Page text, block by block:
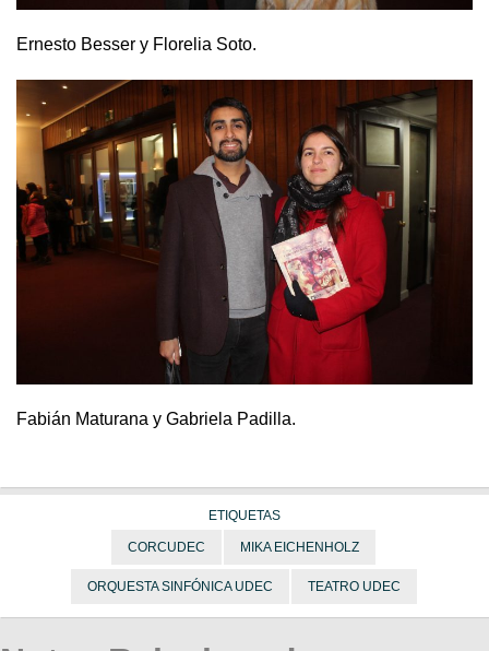
Ernesto Besser y Florelia Soto.
Fabián Maturana y Gabriela Padilla.
ETIQUETAS
CORCUDEC MIKA EICHENHOLZ
ORQUESTA SINFÓNICA UDEC TEATRO UDEC